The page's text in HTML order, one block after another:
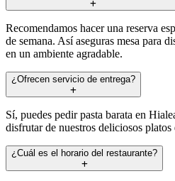
Recomendamos hacer una reserva
de semana. Así aseguras mesa para
en un ambiente agradable.
¿Ofrecen servicio de entrega?
Sí, puedes pedir pasta barata en
disfrutar de nuestros deliciosos
¿Cuál es el horario del restaurante?